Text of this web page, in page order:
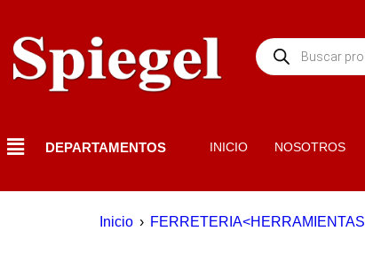
DEPARTAMENTOS INICIO NOSOTROS
Inicio › FERRETERIA<HERRAMIENTAS